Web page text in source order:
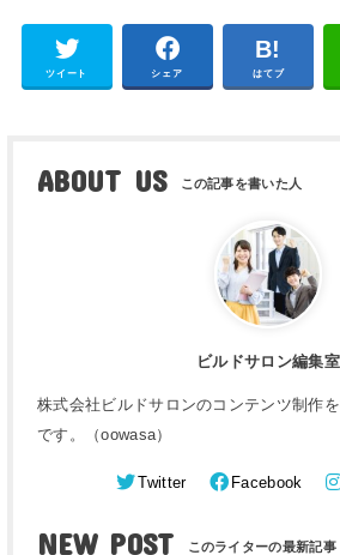
ツイート シェア はてブ
ABOUT US
ビルドサロン編集室
株式会社ビルドサロンのコンテンツ制作
です。（oowasa）
Twitter Facebook
NEW POST